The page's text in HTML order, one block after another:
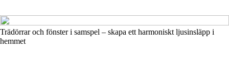
Trädörrar och fönster i samspel – skapa ett harmoniskt ljusinsläpp i
hemmet